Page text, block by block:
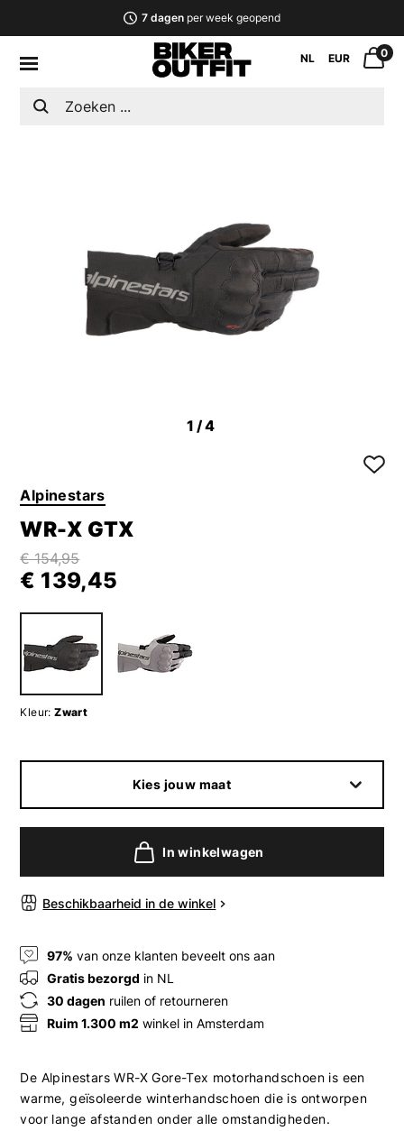
7 dagenper week geopend
NL EUR 0
1 /4
Alpinestars
WR-X GTX
€ 154,95
€ 139,45
Kleur: Zwart
Kies jouw maat
In winkelwagen
Beschikbaarheid in de winkel
97% van onze klanten beveelt ons aan
Gratis bezorgd in NL
30 dagen ruilen of retourneren
Ruim 1.300 m2 winkel in Amsterdam
De Alpinestars WR-X Gore-Tex motorhandschoen is een
warme, geïsoleerde winterhandschoen die is ontworpen
voor lange afstanden onder alle omstandigheden.